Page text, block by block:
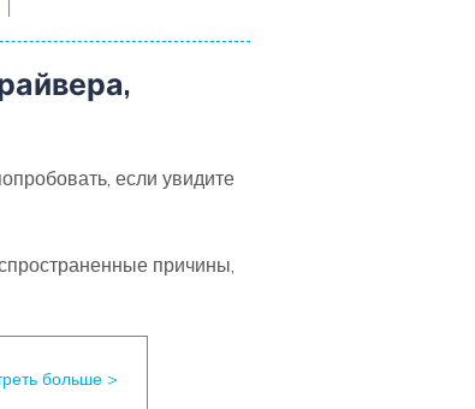
если увидите
причины,
больше >